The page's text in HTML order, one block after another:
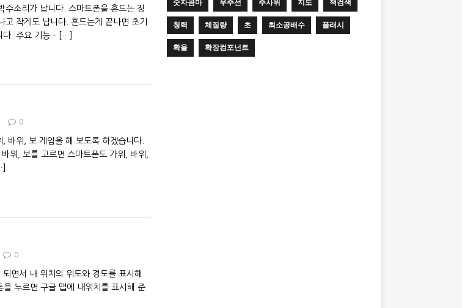
수소리가 납니다. 스마트폰을 흔드는 정
고 작게도 납니다. 흔드는게 끝나면 초기
다. 주요 기능 –
[…]
0
바위, 보 게임을 해 보도록 하겠습니다.
위, 보를 고르면 스마트폰도 가위, 바위,
0
면서 내 위치의 위도와 경도를 표시해
을 누르면 구글 맵에 내위치를 표시해 준
청력
체질량 초 최소공배수
플래시
확율
확장컴포넌트